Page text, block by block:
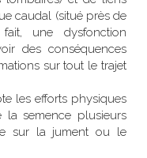
caudal (situé près de
une dysfonction
des conséquences
sur tout le trajet
les efforts physiques
la semence plusieurs
sur la jument ou le